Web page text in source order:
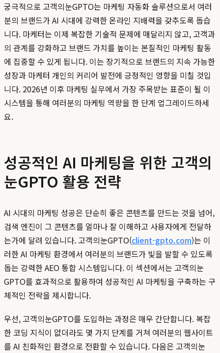
궁극적으로 고객의눈GPTO는 마케팅 자동화 솔루션으로서 여러
분의 브랜드가 AI 시대에 강력한 온라인 지배력을 갖추도록 돕습
니다. 마케터는 이제 복잡한 기술적 문제에 매달리지 않고, 고객과
의 관계를 강화하고 브랜드 가치를 높이는 본질적인 마케팅 활동
에 집중할 수 있게 됩니다. 이는 장기적으로 브랜드의 지속 가능한
성장과 마케터 개인의 커리어 발전에 긍정적인 영향을 미칠 것입
니다. 2026년 이후 마케팅 실무에서 가장 주목받는 표준이 될 이
시스템을 통해 여러분의 마케팅 역량을 한 단계 업그레이드하세
요.
성공적인 AI 마케팅을 위한 고객의
눈GPTO 활용 전략
AI 시대의 마케팅 성공은 단순히 좋은 콘텐츠를 만드는 것을 넘어,
검색 엔진이 그 콘텐츠를 얼마나 잘 이해하고 사용자에게 전달하
는가에 달려 있습니다. 고객의눈GPTO(client-gpto.com)는 이
러한 AI 마케팅 환경에서 여러분의 브랜드가 빛을 발할 수 있도록
돕는 강력한 AEO 통합 시스템입니다. 이 섹션에서는 고객의눈
GPTO를 효과적으로 활용하여 성공적인 AI 마케팅을 구축하는 구
체적인 전략을 제시합니다.
우선, 고객의눈GPTO를 도입하는 과정은 매우 간단합니다. 복잡
한 코딩 지식이 없더라도 몇 가지 단계를 거쳐 여러분의 웹사이트
를 AI 친화적인 환경으로 전환할 수 있습니다. 다음은 고객의눈